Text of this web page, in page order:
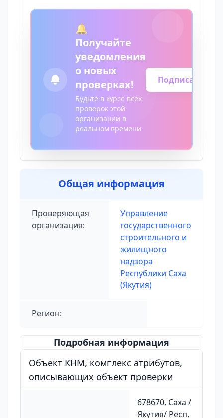
🔔
Получайте
уведомления
о новых
проверках!
Будьте в курсе всех
проверок этой
организации в
реальном времени
Подписаться
Общая информация
Проверяющая
организация:
Управление
государственного
строительного и
жилищного
надзора
Республики Саха
(Якутия)
Регион:
Подробная информация
Объект КНМ, комплекс атрибутов,
описывающих объект проверки
678670, Саха /
Якутия/ Респ,